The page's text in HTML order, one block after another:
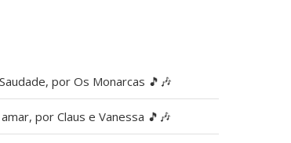
por Os Monarcas 🎵🎶
por Claus e Vanessa 🎵🎶